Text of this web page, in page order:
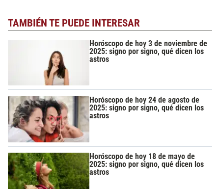
TAMBIÉN TE PUEDE INTERESAR
Horóscopo de hoy 3 de noviembre de
2025: signo por signo, qué dicen los
astros
Horóscopo de hoy 24 de agosto de
2025: signo por signo, qué dicen los
astros
Horóscopo de hoy 18 de mayo de
2025: signo por signo, qué dicen los
astros